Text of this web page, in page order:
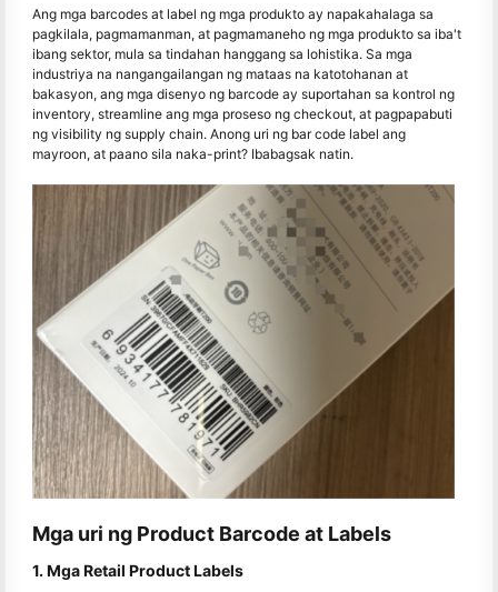
Ang mga barcodes at label ng mga produkto ay napakahalaga sa
pagkilala, pagmamanman, at pagmamaneho ng mga produkto sa iba't
ibang sektor, mula sa tindahan hanggang sa lohistika. Sa mga
industriya na nangangailangan ng mataas na katotohanan at
bakasyon, ang mga disenyo ng barcode ay suportahan sa kontrol ng
inventory, streamline ang mga proseso ng checkout, at pagpapabuti
ng visibility ng supply chain. Anong uri ng bar code label ang
mayroon, at paano sila naka-print? Ibabagsak natin.
Mga uri ng Product Barcode at Labels
1. Mga Retail Product Labels